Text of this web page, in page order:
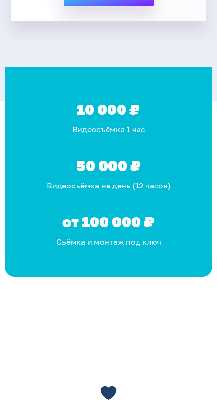
10 000 ₽
Видеосъёмка 1 час
50 000 ₽
Видеосъёмка на день (12 часов)
от 100 000 ₽
Съёмка и монтаж под ключ